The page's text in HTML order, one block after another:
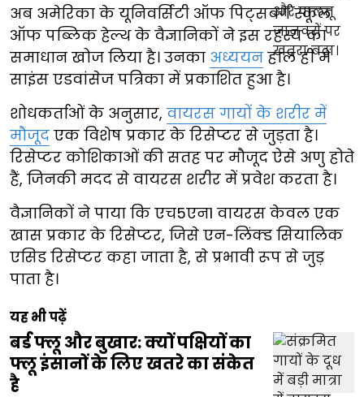
अब अमेरिका के यूनिवर्सिटी ऑफ पिट्सबर्ग स्कूल
ऑफ पब्लिक हेल्थ के वैज्ञानिकों ने इस रहस्य का
समाधान खोज लिया है। उनका अध्ययन हाल ही में
साइंस एडवांसेज पत्रिका में प्रकाशित हुआ है।
शोधकर्ताओं के अनुसार, वायरस गायों के शरीर में
मौजूद एक विशेष प्रकार के रिसेप्टर से जुड़ता है।
रिसेप्टर कोशिकाओं की सतह पर मौजूद ऐसे अणु होते
हैं, जिनकी मदद से वायरस शरीर में प्रवेश करता है।
वैज्ञानिकों ने पाया कि एच5एन1 वायरस केवल एक
खास प्रकार के रिसेप्टर, जिसे एन-लिंक्ड सियालिक
एसिड रिसेप्टर कहा जाता है, से प्रभावी रूप से जुड़
पाता है।
यह भी पढ़ें
बर्ड फ्लू और बुखार: क्यों पक्षियों का
फ्लू इंसानों के लिए खतरे का संकेत
है